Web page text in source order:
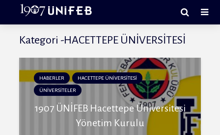
Kategori -HACETTEPE ÜNİVERSİTESİ
HABERLER
HACETTEPE ÜNİVERSİTESİ
ÜNİVERSİTELER
1907 ÜNİFEB Hacettepe Üniversitesi
Yönetim Kurulu